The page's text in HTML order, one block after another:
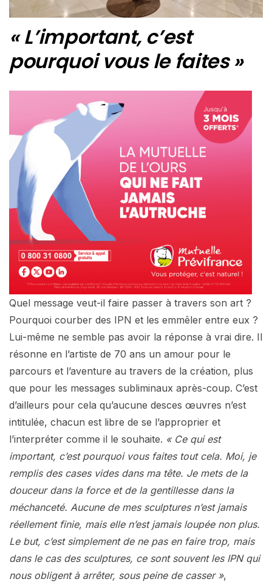
« L’important, c’est
pourquoi vous le faites »
Quel message veut-il faire passer à travers son art ?
Pourquoi courber des IPN et les emmêler entre eux ?
Lui-même ne semble pas avoir la réponse à vrai dire. Il
résonne en l’artiste de 70 ans un amour pour le
parcours et l’aventure au travers de la création, plus
que pour les messages subliminaux après-coup. C’est
d’ailleurs pour cela qu’aucune desces œuvres n’est
intitulée, chacun est libre de se l’approprier et
l’interpréter comme il le souhaite. « Ce qui est
important, c’est pourquoi vous faites tout cela. Moi, je
remplis des cases vides dans ma tête. Je mets de la
douceur dans la force et de la gentillesse dans la
méchanceté. Aucune de mes sculptures n’est jamais
réellement finie, mais elle n’est jamais loupée non plus.
Le but, c’est simplement de ne pas en faire trop, mais
dans le cas des sculptures, ce sont souvent les IPN qui
nous obligent à arrêter, sous peine de casser »,